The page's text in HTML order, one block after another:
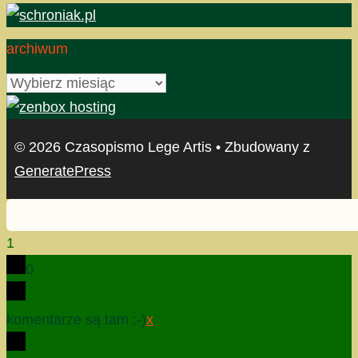
archiwum
archiwum
© 2026 Czasopismo Lege Artis • Zbudowany z
GeneratePress
1
0
komentarze są tam :-)x